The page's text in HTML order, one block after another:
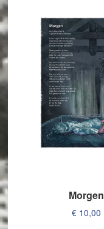
Morgen
€10,00